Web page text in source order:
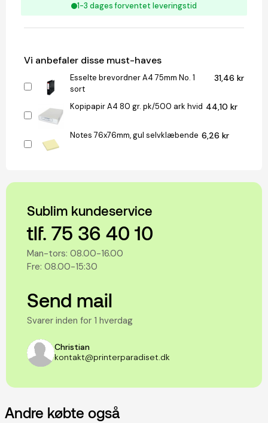
1-3 dages forventet leveringstid
Vi anbefaler disse must-haves
Esselte brevordner A4 75mm No. 1
sort
31,46 kr
Kopipapir A4 80 gr. pk/500 ark hvid 44,10 kr
Notes 76x76mm, gul selvklæbende 6,26 kr
Sublim kundeservice
tlf. 75 36 40 10
Man-tors: 08.00-16.00
Fre: 08.00-15:30
Send mail
Svarer inden for 1 hverdag
Christian
kontakt@printerparadiset.dk
Andre købte også